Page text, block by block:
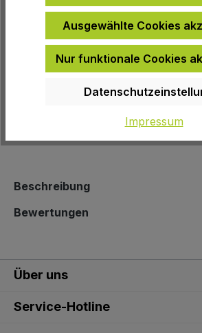
Zur
Produktnummer:6029
050-20595
Beschreibung
Bewertungen
Über uns
Service-Hotline
Ausgewählte Cookies
Nur funktionale Cookies
Impressum